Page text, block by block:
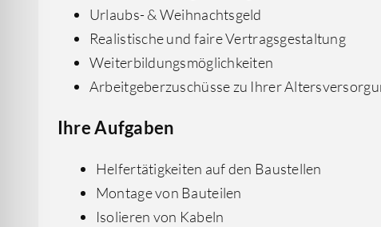
Urlaubs- & Weihnachtsgeld
Realistische und faire Vertragsgestaltung
Weiterbildungsmöglichkeiten
Arbeitgeberzuschüsse zu Ihrer
Ihre Aufgaben
Helfertätigkeiten auf den Baustellen
Montage von Bauteilen
Isolieren von Kabeln